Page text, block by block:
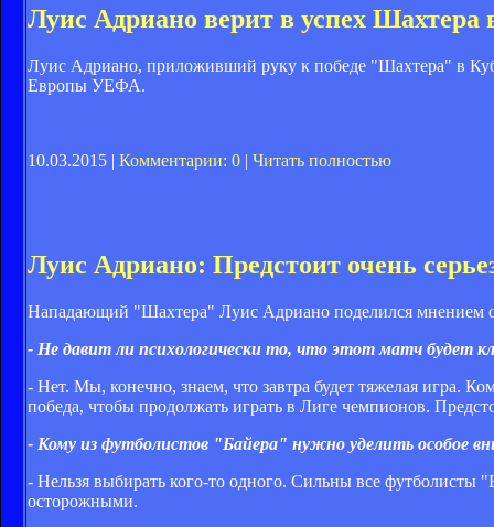
Луис Адриано верит в успех
Луис Адриано, приложивший руку к победе "Шахтера" в
Европы УЕФА.
10.03.2015 | Комментарии: 0 | Читать полностью
Луис Адриано: Предстоит очень
Нападающий "Шахтера" Луис Адриано поделился мнением
- Не давит ли психологически то, что этот матч будет
- Нет. Мы, конечно, знаем, что завтра будет тяжелая игра.
победа, чтобы продолжать играть в Лиге чемпионов.
- Кому из футболистов "Байера" нужно уделить особое
- Нельзя выбирать кого-то одного. Сильны все
осторожными.